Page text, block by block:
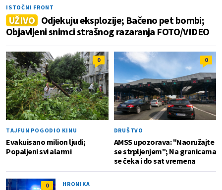
ISTOČNI FRONT
UŽIVO Odjekuju eksplozije; Bačeno pet bombi;
Objavljeni snimci strašnog razaranja FOTO/VIDEO
0
TAJFUN POGODIO KINU
Evakuisano milion ljudi;
Popaljeni svi alarmi
0
DRUŠTVO
AMSS upozorava: "Naoružajte
se strpljenjem"; Na granicama
se čeka i do sat vremena
0 HRONIKA